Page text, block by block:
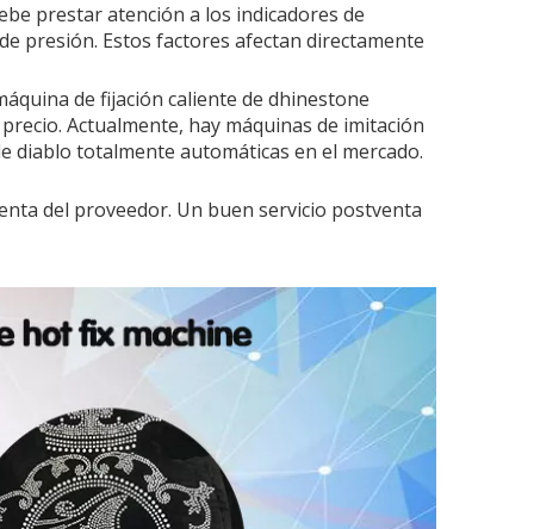
prestar atención a los indicadores de
presión. Estos factores afectan directamente
de fijación caliente de dhinestone
Actualmente, hay máquinas de imitación
diablo totalmente automáticas en el mercado.
del proveedor. Un buen servicio postventa